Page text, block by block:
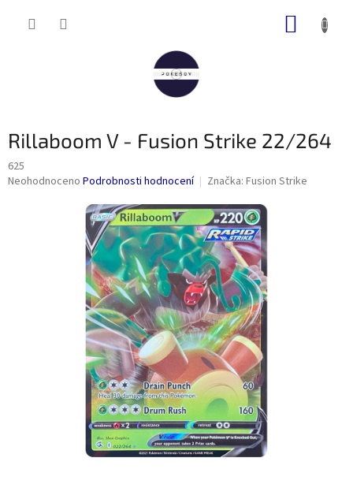
Rillaboom V - Fusion Strike 22/264
625
Průměrné
Neohodnoceno Podrobnosti hodnocení Značka: Fusion Strike